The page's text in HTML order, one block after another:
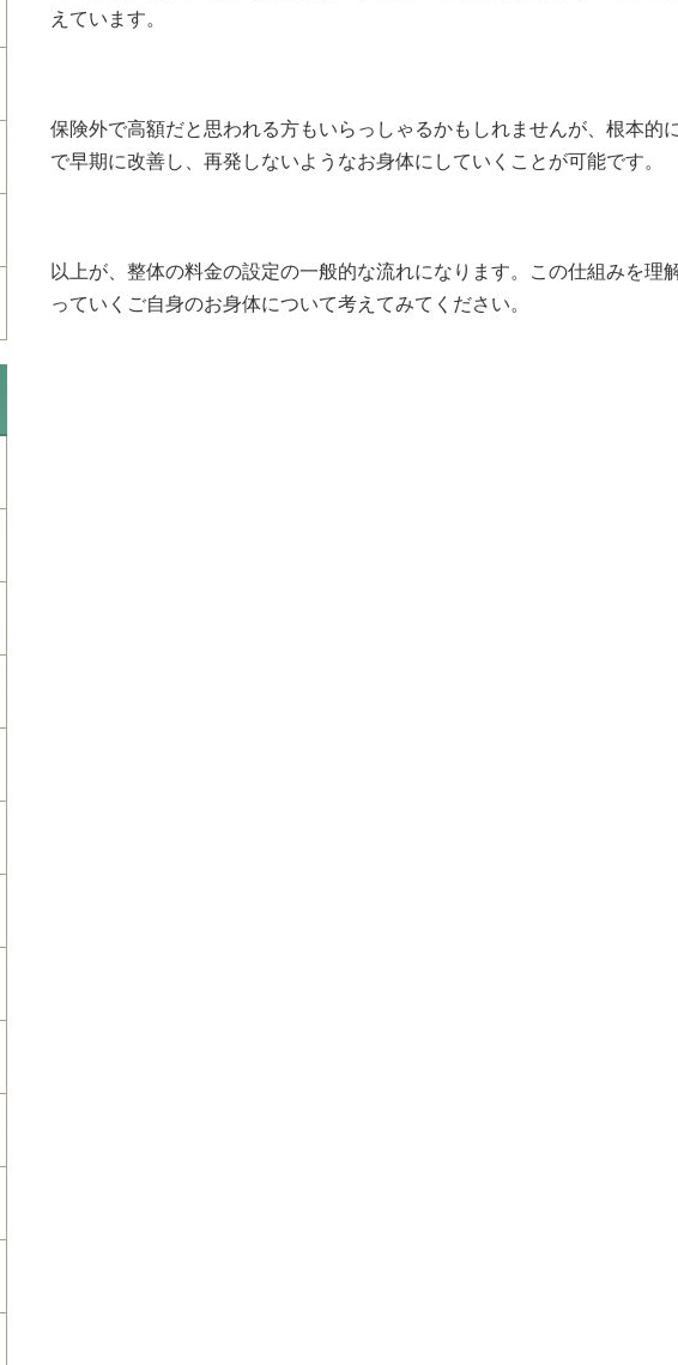
えています。
保険外で高額だと思われる方もいらっしゃるかもしれませんが、根本的
で早期に改善し、再発しないようなお身体にしていくことが可能です。
以上が、整体の料金の設定の一般的な流れになります。この仕組みを理
っていくご自身のお身体について考えてみてください。